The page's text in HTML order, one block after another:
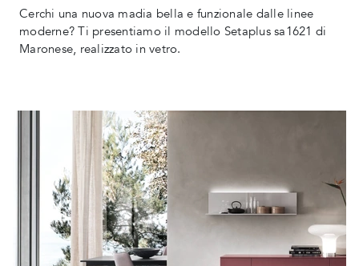
Cerchi una nuova madia bella e funzionale dalle linee
moderne? Ti presentiamo il modello Setaplus sa1621 di
Maronese, realizzato in vetro.